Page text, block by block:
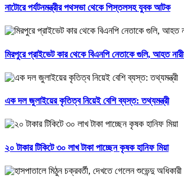
নাটোরে পর্যটনমন্ত্রীর পথসভা থেকে পিস্তলসহ যুবক আটক
মিরপুরে প্রাইভেট কার থেকে বিএনপি নেতাকে গুলি, আহত
এক দল জুলাইয়ের কৃতিত্ব নিয়েই বেশি ব্যস্ত: তথ্যমন্ত্রী
২০ টাকার টিকিটে ৩০ লাখ টাকা পাচ্ছেন কৃষক হানিফ মিয়া